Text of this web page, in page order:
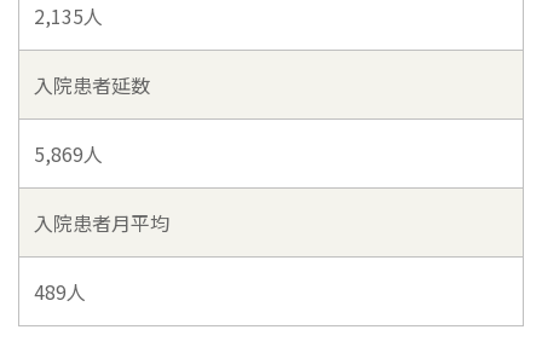
2,135人
入院患者延数
5,869人
入院患者月平均
489人